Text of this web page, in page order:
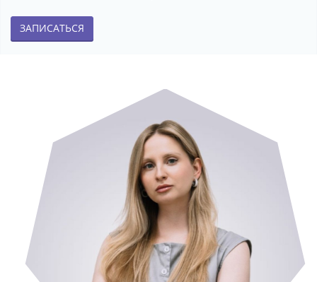
ЗАПИСАТЬСЯ